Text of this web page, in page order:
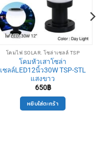
โคมไฟ SOLAR. โซล่าเซลล์ TSP
โคมหัวเสาโซล่า
เซลล์LED12นิ้ว30W TSP-STL
แสงขาว
650฿
หยิบใส่ตะกร้า